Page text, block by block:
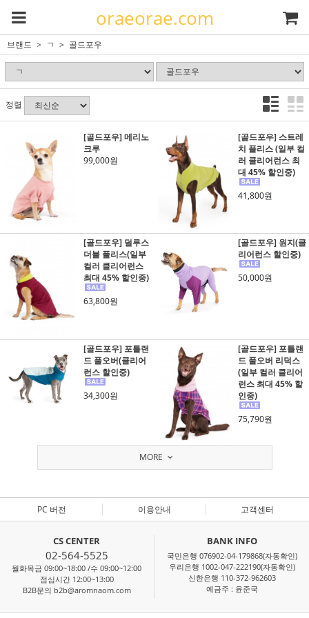
oraeorae.com
브랜드 ㄱ 골드포우
정렬
[골드포우] 메리노
크루
99,000원
[골드포우] 스트레
치 플리스 (일부 컬
러 클리어런스 최
대 45% 할인중)
41,800원
[골드포우] 덜루스
더블 플리스(일부
컬러 클리어런스
최대 45% 할인중)
63,800원
[골드포우] 원지(클
리어런스 할인중)
50,000원
[골드포우] 포틀랜
드 풀오버(클리어
런스 할인중)
34,300원
[골드포우] 포틀랜
드 풀오버 리덕스
(일부 컬러 클리어
런스 최대 45% 할
인중)
75,790원
MORE
PC 버전 이용안내 고객센터
CS CENTER
02-564-5525
월화목금 09:00~18:00 /수 09:00~12:00
점심시간 12:00~13:00
B2B문의 b2b@aromnaom.com
BANK INFO
국민은행 076902-04-179868(자동확인)
우리은행 1002-047-222190(자동확인)
신한은행 110-372-962603
예금주 : 윤준국